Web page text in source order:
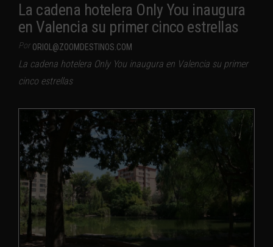
La cadena hotelera Only You inaugura
en Valencia su primer cinco estrellas
Por ORIOL@ZOOMDESTINOS.COM
La cadena hotelera Only You inaugura en Valencia su primer
cinco estrellas